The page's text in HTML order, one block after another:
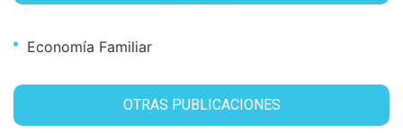
Economía Familiar
OTRAS PUBLICACIONES